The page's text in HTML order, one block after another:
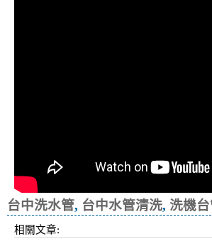
台中洗水管, 台中水管清洗, 洗機
相關文章: